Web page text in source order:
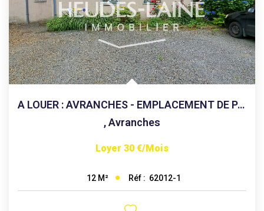
A LOUER : AVRANCHES - EMPLACEMENT DE PARKING
,Avranches
Loyer 30 €/mois
12 M² Réf : 62012-1